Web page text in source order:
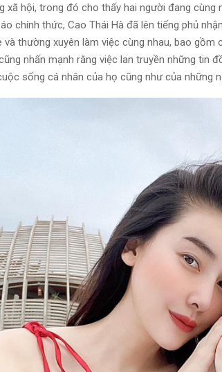
xã hội, trong đó cho thấy hai người đang cùng
chính thức, Cao Thái Hà đã lên tiếng phủ
và thường xuyên làm việc cùng nhau, bao gồm
nhấn mạnh rằng việc lan truyền những tin
sống cá nhân của họ cũng như của những